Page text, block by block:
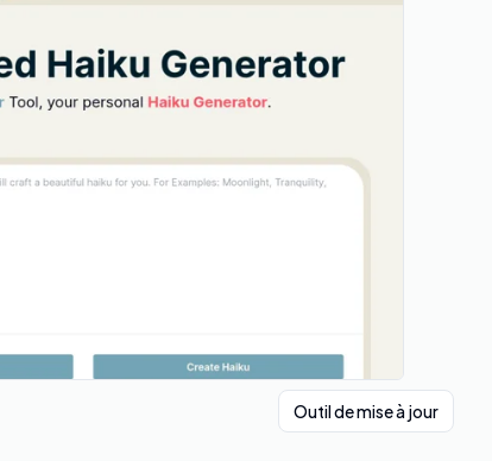
Outil de mise à jour